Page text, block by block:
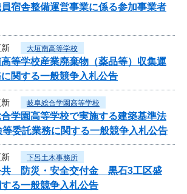
宿舎整備運営事業に係る参加事業者
大垣南高等学校
等学校産業廃棄物（薬品等）収集運
関する一般競争入札公告
岐阜総合学園高等学校
学園高等学校で実施する建築基準法
委託業務に関する一般競争入札公告
下呂土木事務所
共 防災・安全交付金 黒石3工区盛
る一般競争入札公告